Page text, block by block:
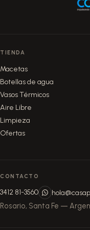
TIENDA
Macetas
Botellas de agua
Vasos Térmicos
Aire Libre
Limpieza
Ofertas
CONTACTO
3412 81-3560
Rosario, Santa Fe —